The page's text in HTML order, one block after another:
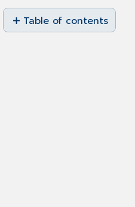
Save
as
PDF
Table of contents
No